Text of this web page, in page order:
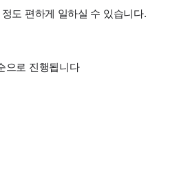
도 편하게 일하실 수 있습니다.
으로 진행됩니다